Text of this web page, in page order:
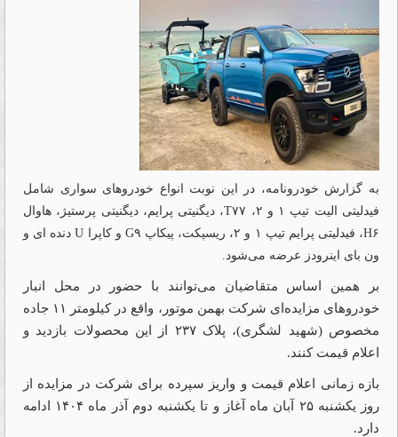
به گزارش خودرونامه، در این نوبت انواع خودروهای سواری شامل
فیدلیتی الیت تیپ ۱ و ۲، T۷۷، دیگنیتی پرایم، دیگنیتی پرستیژ، هاوال
H۶، فیدلیتی پرایم تیپ ۱ و ۲، ریسپکت، پیکاپ G۹ و کاپرا U دنده ای و
ون بای اینرودز عرضه می‎‌شود.
بر همین اساس متقاضیان می‌توانند با حضور در محل انبار
خودروهای مزایده‌ای شرکت بهمن موتور، واقع در کیلومتر ۱۱ جاده
مخصوص (شهید لشگری)، پلاک ۲۳۷ از این محصولات بازدید و
اعلام قیمت کنند.
بازه زمانی اعلام قیمت و واریز سپرده برای شرکت در مزایده از
روز یکشنبه ۲۵ آبان ماه آغاز و تا یکشنبه دوم آذر ماه ۱۴۰۴ ادامه
دارد.